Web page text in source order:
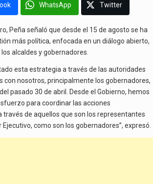
WhatsApp Twitter
Peña señaló que desde el 15 de agosto se ha
más política, enfocada en un diálogo abierto,
alcaldes y gobernadores.
esta estrategia a través de las autoridades
con nosotros, principalmente los gobernadores,
pasado 30 de abril. Desde el Gobierno, hemos
para coordinar las acciones
través de aquellos que son los representantes
como son los gobernadores”, expresó.